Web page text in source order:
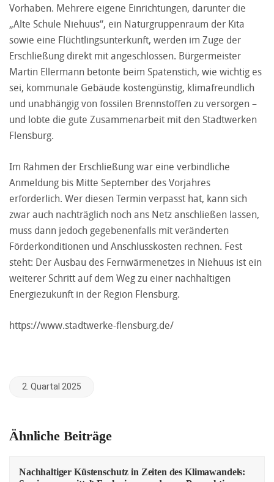
Vorhaben. Mehrere eigene Einrichtungen, darunter die
„Alte Schule Niehuus“, ein Naturgruppenraum der Kita
sowie eine Flüchtlingsunterkunft, werden im Zuge der
Erschließung direkt mit angeschlossen. Bürgermeister
Martin Ellermann betonte beim Spatenstich, wie wichtig es
sei, kommunale Gebäude kostengünstig, klimafreundlich
und unabhängig von fossilen Brennstoffen zu versorgen –
und lobte die gute Zusammenarbeit mit den Stadtwerken
Flensburg.
Im Rahmen der Erschließung war eine verbindliche
Anmeldung bis Mitte September des Vorjahres
erforderlich. Wer diesen Termin verpasst hat, kann sich
zwar auch nachträglich noch ans Netz anschließen lassen,
muss dann jedoch gegebenenfalls mit veränderten
Förderkonditionen und Anschlusskosten rechnen. Fest
steht: Der Ausbau des Fernwärmenetzes in Niehuus ist ein
weiterer Schritt auf dem Weg zu einer nachhaltigen
Energiezukunft in der Region Flensburg.
https://www.stadtwerke-flensburg.de/
2. Quartal 2025
Ähnliche Beiträge
Nachhaltiger Küstenschutz in Zeiten des Klimawandels: